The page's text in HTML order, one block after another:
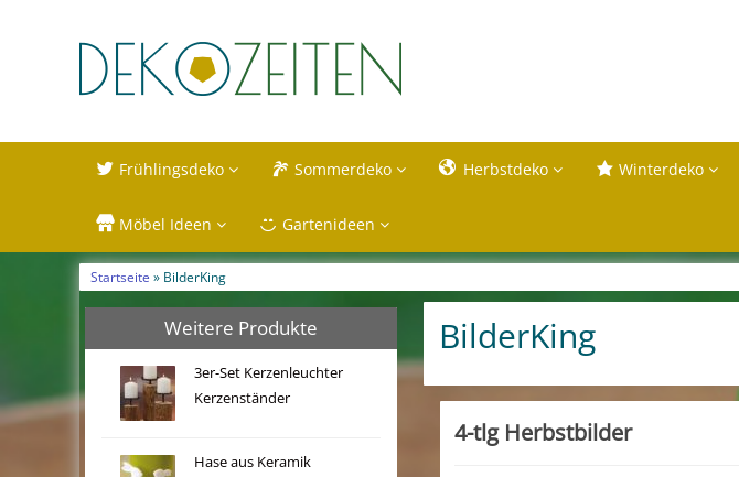
Frühlingsdeko Sommerdeko Herbstdeko Winterdeko
Möbel Ideen Gartenideen
Startseite » BilderKing
Weitere Produkte
3er-Set Kerzenleuchter
Kerzenständer
Hase aus Keramik
BilderKing
4-tlg Herbstbilder